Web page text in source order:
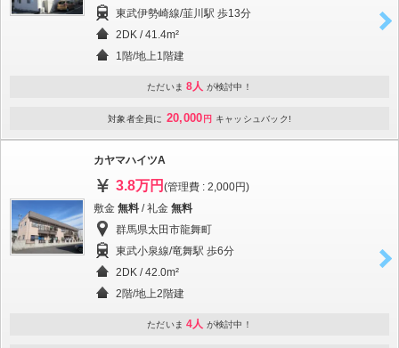
東武伊勢崎線/韮川駅 歩13分
2DK / 41.4m²
1階/地上1階建
ただいま 8人 が検討中！
対象者全員に 20,000 円 キャッシュバック!
カヤマハイツA
3.8万円 (管理費 : 2,000円)
敷金 無料 / 礼金 無料
群馬県太田市龍舞町
東武小泉線/竜舞駅 歩6分
2DK / 42.0m²
2階/地上2階建
ただいま 4人 が検討中！